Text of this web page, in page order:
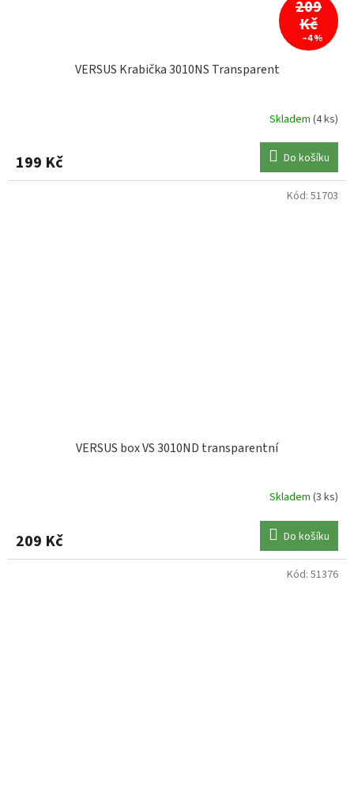
209
Kč
–4 %
VERSUS Krabička 3010NS Transparent
Skladem (4 ks)
199 Kč Do košíku
VERSUS box VS 3010ND transparentní
Skladem (3 ks)
209 Kč Do košíku
Kód: 51703
Kód: 51376